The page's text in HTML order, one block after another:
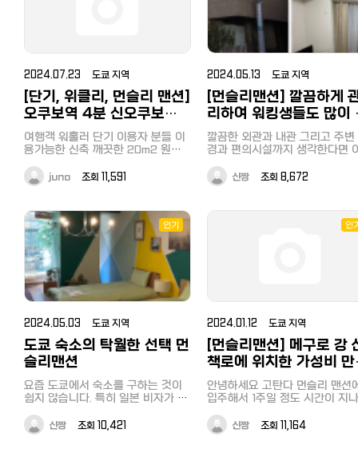
ーク: sasakiki33ki Eメール:
sasakiki33ki@yahoo.co.jp
담은 카카오 채털로 문의주세요. --
--&gt;
https://pf.kakao.com/
싶은 직장인·비즈니스 목적 방문자
하네다 공항 접근성이 중요한 분
（한국 자주 왕래하시는 분） 비즈
니스 주소, 법인 등기 용도가 필요한
분 미나토구 주소에서 퀄리티 있는
생활을 원하시는 분 문의 시 아래 내
용 함께 보내주세요 성함 / 직업 또
는 방문 목적 / 희망 입주 시기 / 이
하마마쓰초 지역 희귀한 고층 풀옵
션 물건입니다. 한국어로 편하게 연
島3-14-29,Osaka553-0003 잘
부탁드립니다 ^^~
방 블로그 소개 링크
▶https://blog.naver.com/
먼슬리맨션의 형태로 계약이 가
장기비자 X, 일본인 긴급연락처
입국도 계약 OK) 최소 한달이상 단
위로 계약이 가능하며, 일일 6,400
엔 → 일일 5,000 ~ 5,200엔
적용 이벤트중입니다. (계약하시
총 기간에 따라 할인적용 금액의
능하며, 계약부터 퇴거까지 한국
로 응대 가능합니다! 한국에 계
탁드립니다 ^^~ 카톡 ID :
2024.07.23 도쿄 지역
[단기, 위클리, 먼슬리 맨션]
오쿠보역 4분 신오쿠보역
8분 개인실 원룸 2인가능 :
9월부터 이용가능
여행객 워홀러 단기 이용자 분들 이
용가능한 신축 깨끗한 20m2 원룸
보역 도보 8분 2인입주 가능! 사진
업로드 예정입니다! 급하신분은 카
구 (침대, 냉장고, 세탁기, 전자레인
지, 행거, 수납합)전기수도세, 청소비
포함으로 다른 숙소보다 저렴하게
제공합니다! 9월부터 예약가능 1일
하루 7000엔~ 3박이상 하루
6500엔~ 1주일 이상 하루 5500엔
~ 한달이상 문의 *원화의 경우 네이
버 환율을 따릅니다. 댓글 확인 어려
우니 카톡 부탁드립니다~
https://open.kakao.com/o/sfqz1dSb
juno 조회 11,591
2024.05.13 도쿄 지역
[먼슬리맨션] 깔끔하게
리하여 워킹생들도 많이
택하는 이케부쿠로7 맨
깔끔한 외관과 내관 그리고 주변 환
경과 편의시설까지 생각한다면 이케
보 10분 거리에 메로스언어학원
있고 가장 가까운 역은 도보 10분 거
역" 이지만 JR 야마노테선 오오
역 또는 이케부쿠로역도 도보 15
물 출입구 모습입니다. 굉장히 깔끔
한 외관으로 출입카드를 통해 들어
오면 왼편으로 부재시 받을 수
택배박스도 설치되어 있습니다. 또
한 방범카메라작동중/경찰관할
련 표시가 붙어있고 철저하게 보안
관리를 하고 있습니다. 엘레베이터
뒷편의 문으로 나오면 자전거 주차
장과 분리수거 공간으로 연결되
문이 있고 왼편으로는 관리실과 안
내 게시판이 있습니다. 쓰레기는 상
신짱 조회 8,672
인기
2024.05.03 도쿄 지역
도쿄 숙소의 탁월한 선택 먼
슬리맨션
요즘 도쿄에서 숙소를 구하는 것이
쉽지 않습니다. 특히 일본 비자가 없
원하는 분들은 호텔 투숙은 부담되
고 에어비앤비도 비싸기 때문에 공
신짱 조회 10,421
인
2024.01.12 도쿄 지역
[먼슬리맨션] 메구로 강
책로에 위치한 가성비 만
고탄다 맨션
안녕하세요 고탄다 먼슬리 맨션
입주해서 1주일 정도 시간이 지
선 저는 고탄다 숙소가 1순위는
었는데요 저렴하고 공실로 예약
신짱 조회 11,164